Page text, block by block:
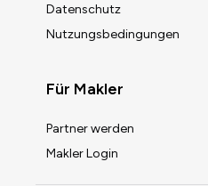
Datenschutz
Nutzungsbedingungen
Für Makler
Partner werden
Makler Login